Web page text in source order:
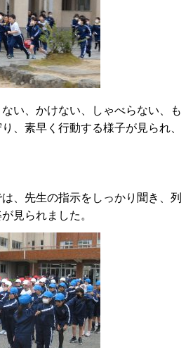
い、かけない、しゃべらない、も
、素早く行動する様子が見られ、
、先生の指示をしっかり聞き、列
見られました。